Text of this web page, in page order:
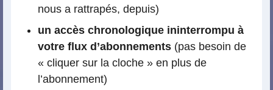
nous a rattrapés, depuis)
un accès chronologique ininterrompu à
votre flux d’abonnements (pas besoin de
« cliquer sur la cloche » en plus de
l’abonnement)